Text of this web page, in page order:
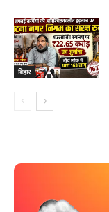
बिहार